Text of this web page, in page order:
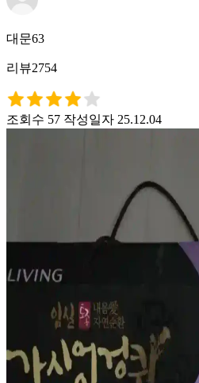
대문63
리뷰2754
조회수 57 작성일자 25.12.04